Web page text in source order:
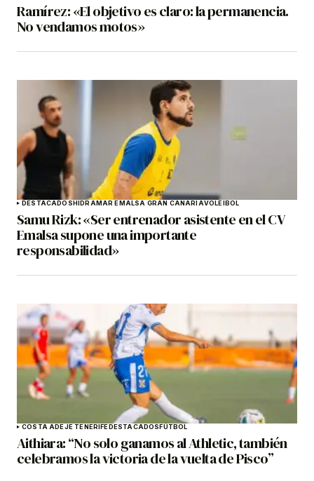
Ramírez: «El objetivo es claro: la permanencia.
No vendamos motos»
DESTACADOSHIDRAMAR EMALSA GRAN CANARIAVOLEIBOL
Samu Rizk: «Ser entrenador asistente en el CV
Emalsa supone una importante
responsabilidad»
COSTA ADEJE TENERIFEDESTACADOSFÚTBOL
Aithiara: “No solo ganamos al Athletic, también
celebramos la victoria de la vuelta de Pisco”